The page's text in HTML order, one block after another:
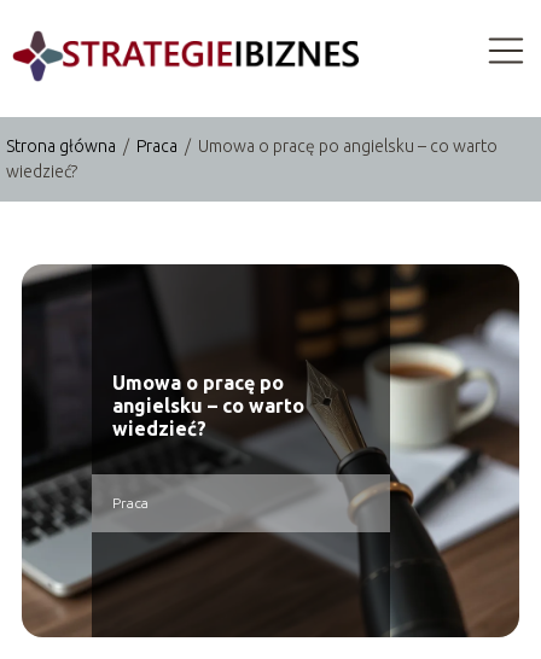
Strona główna / Praca / Umowa o pracę po angielsku – co warto
wiedzieć?
Umowa o pracę po
angielsku – co warto
wiedzieć?
Praca